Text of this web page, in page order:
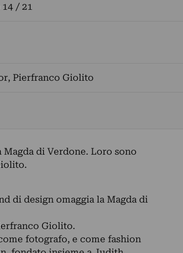
/ 21
, Pierfranco Giolito
di Verdone. Loro sono
di design omaggia la Magda di
Giolito.
fotografo, e come fashion